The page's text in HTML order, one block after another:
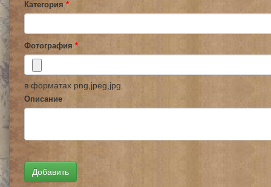
Категория *
Фотография *
в форматах png,jpeg,jpg.
Описание